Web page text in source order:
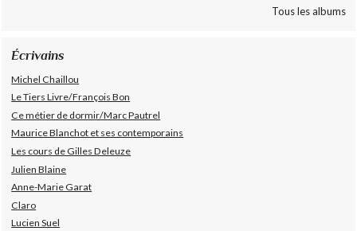
Tous les albums
Écrivains
Michel Chaillou
Le Tiers Livre/François Bon
Ce métier de dormir/Marc Pautrel
Maurice Blanchot et ses contemporains
Les cours de Gilles Deleuze
Julien Blaine
Anne-Marie Garat
Claro
Lucien Suel